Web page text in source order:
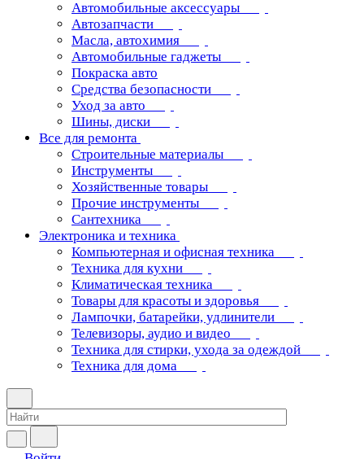
Автомобильные аксессуары
Автозапчасти
Масла, автохимия
Автомобильные гаджеты
Покраска авто
Средства безопасности
Уход за авто
Шины, диски
Все для ремонта
Строительные материалы
Инструменты
Хозяйственные товары
Прочие инструменты
Сантехника
Электроника и техника
Компьютерная и офисная техника
Техника для кухни
Климатическая техника
Товары для красоты и здоровья
Лампочки, батарейки, удлинители
Телевизоры, аудио и видео
Техника для стирки, ухода за одеждой
Техника для дома